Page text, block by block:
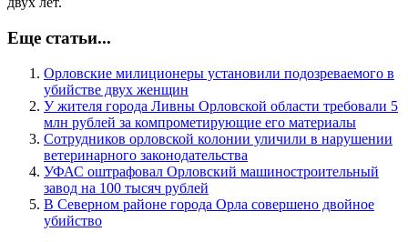
Еще статьи...
Орловские милиционеры установили подозреваемого в
убийстве двух женщин
У жителя города Ливны Орловской области требовали 5
млн рублей за компрометирующие его материалы
Сотрудников орловской колонии уличили в нарушении
ветеринарного законодательства
УФАС оштрафовал Орловский машиностроительный
завод на 100 тысяч рублей
В Северном районе города Орла совершено двойное
убийство